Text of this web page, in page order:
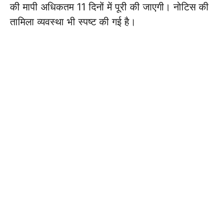
की मापी अधिकतम 11 दिनों में पूरी की जाएगी। नोटिस की
तामिला व्यवस्था भी स्पष्ट की गई है।